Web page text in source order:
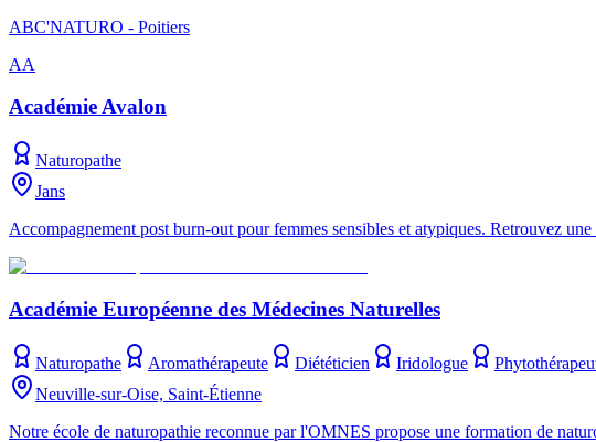
ABC'NATURO - Poitiers
AA
Académie Avalon
Naturopathe
Jans
Accompagnement post burn-out pour femmes sensibles et atypiques. Retrouvez
Académie Européenne des Médecines Naturelles
Naturopathe Aromathérapeute Diététicien Iridologue
Neuville-sur-Oise, Saint-Étienne
Notre école de naturopathie reconnue par l'OMNES propose une formation de